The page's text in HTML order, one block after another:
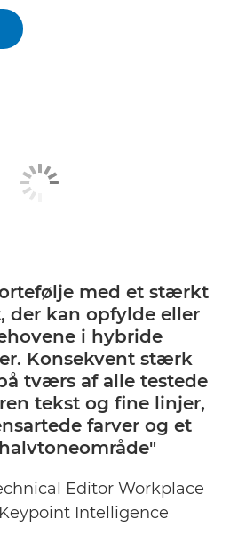
med et stærkt
kan opfylde eller
i hybride
Konsekvent stærk
tværs af alle testede
tekst og fine linjer,
farver og et
Editor Workplace
Intelligence